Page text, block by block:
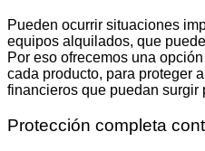
Pueden ocurrir situaciones
equipos alquilados, que
Por eso ofrecemos una
cada producto, para proteger
financieros que puedan surgir
Protección completa